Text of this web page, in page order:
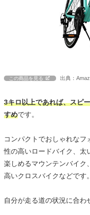
この商品を見る 出典：
3キロ以上であれば、スピ
すめです。
コンパクトでおしゃれなフ
性の高いロードバイク、太
楽しめるマウンテンバイク
高いクロスバイクなどです。
自分が走る道の状況に合わ